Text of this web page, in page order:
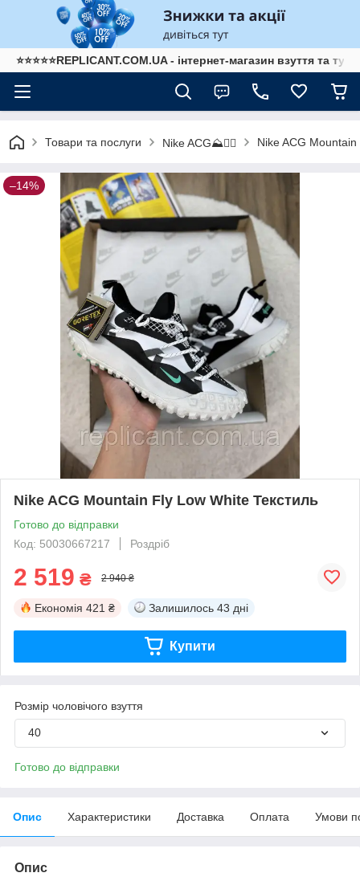
⭐⭐⭐⭐⭐REPLICANT.COM.UA - інтернет-магазин взуття та
Товари та послуги Nike ACG⛰️🧗‍♀️ Nike ACG
–14%
Nike ACG Mountain Fly Low White Текстиль
Готово до відправки
Код: 50030667217
Роздріб
2 519 ₴ 2 940 ₴
Економія 421 ₴ Залишилось 43 дні
Купити
Розмір чоловічого взуття
40
Готово до відправки
Опис Характеристики Доставка Оплата Умови
Опис